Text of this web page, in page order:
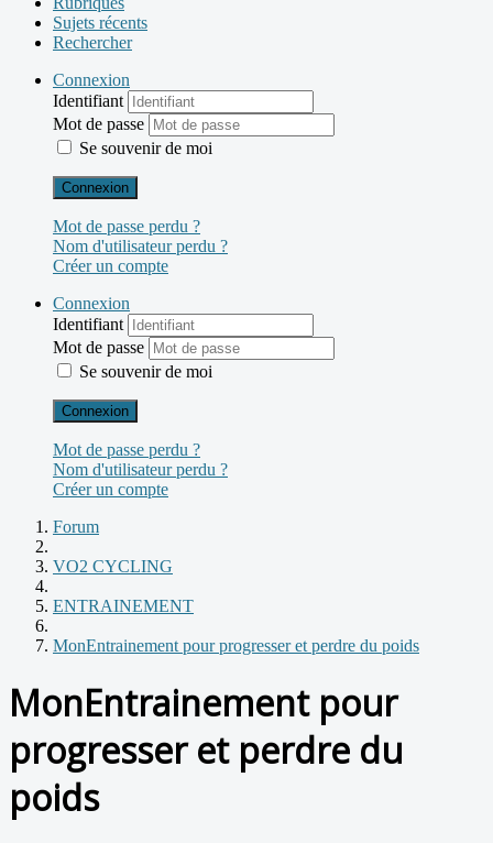
Sujets récents
Rechercher
Connexion
Identifiant
Mot de passe
Se souvenir de moi
Connexion
Mot de passe perdu ?
Nom d'utilisateur perdu ?
Créer un compte
Connexion
Identifiant
Mot de passe
Se souvenir de moi
Connexion
Mot de passe perdu ?
Nom d'utilisateur perdu ?
Créer un compte
Forum
VO2 CYCLING
ENTRAINEMENT
MonEntrainement pour progresser et perdre du poids
MonEntrainement pour
progresser et perdre du
poids